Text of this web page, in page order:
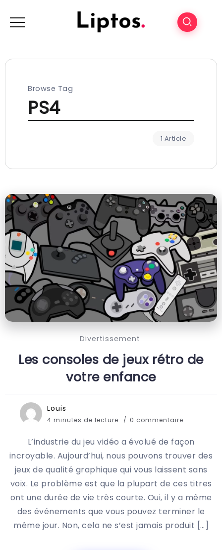
Browse Tag
PS4
1 Article
Divertissement
Les consoles de jeux rétro de
votre enfance
Louis
4 minutes de lecture 0 commentaire
L’industrie du jeu vidéo a évolué de façon
incroyable. Aujourd’hui, nous pouvons trouver des
jeux de qualité graphique qui vous laissent sans
voix. Le problème est que la plupart de ces titres
ont une durée de vie très courte. Oui, il y a même
des événements que vous pouvez terminer le
même jour. Non, cela ne s’est jamais produit […]